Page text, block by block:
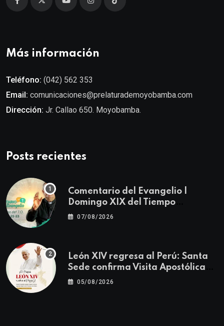
Más información
Teléfono: (042) 562 353
Email: comunicaciones@prelaturademoyobamba.com
Dirección: Jr. Callao 650. Moyobamba.
Posts recientes
Comentario del Evangelio |
Domingo XIX del Tiempo
Ordinario | Mateo 14, 22-23
07/08/2026
León XIV regresa al Perú: Santa
Sede confirma Visita Apostólica
del 11 al 17 de noviembre
05/08/2026